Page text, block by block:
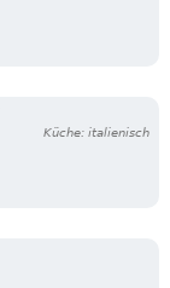
Küche: italienisch